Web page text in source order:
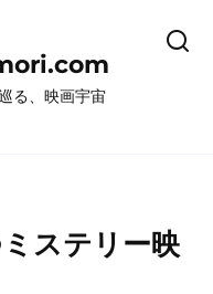
る、映画宇宙
ステリー映